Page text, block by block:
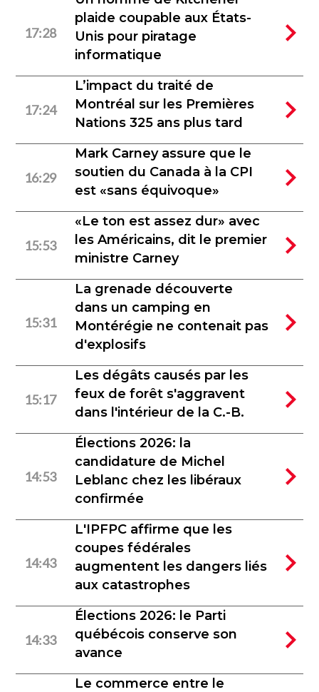
17:28
plaide coupable aux États-
Unis pour piratage
informatique
17:24
L’impact du traité de
Montréal sur les Premières
Nations 325 ans plus tard
16:29
Mark Carney assure que le
soutien du Canada à la CPI
est «sans équivoque»
15:53
«Le ton est assez dur» avec
les Américains, dit le premier
ministre Carney
15:31
La grenade découverte
dans un camping en
Montérégie ne contenait pas
d'explosifs
15:17
Les dégâts causés par les
feux de forêt s'aggravent
dans l'intérieur de la C.-B.
14:53
Élections 2026: la
candidature de Michel
Leblanc chez les libéraux
confirmée
14:43
L'IPFPC affirme que les
coupes fédérales
augmentent les dangers liés
aux catastrophes
14:33
Élections 2026: le Parti
québécois conserve son
avance
Le commerce entre le